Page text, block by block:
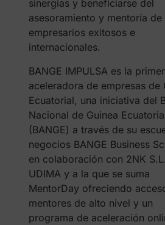
sinergias y beneficiarse del
asesoramiento y mentoría de
empresarios exitosos e
internacionales.
BANGE IMPULSA es la
aceleradora de empresas de
Ecuatorial, una iniciativa del
Nacional de Guinea
(BANGE) a través de su
negocios BANGE Business
en colaboración con 2NK
UDIMA y a la que se suma
MentorDay ofreciendo
mentores de alto nivel y un
programa de aceleración